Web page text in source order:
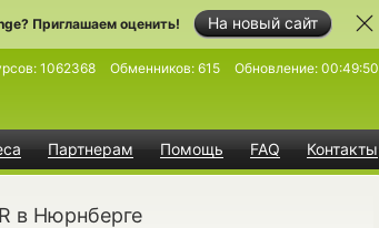
На новый сайт
Приглашаем оценить!
Партнерам Помощь FAQ Контакты
1062368 Обменников: 615 Обновление: 00:49:50
в Нюрнберге